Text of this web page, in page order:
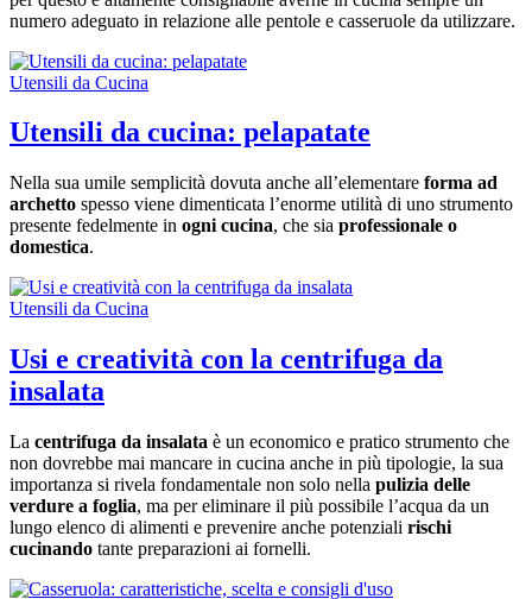
numero adeguato in relazione alle pentole e casseruole da utilizzare.
Utensili da Cucina
Utensili da cucina: pelapatate
Nella sua umile semplicità dovuta anche all’elementare forma ad
archetto spesso viene dimenticata l’enorme utilità di uno strumento
presente fedelmente in ogni cucina, che sia professionale o
domestica.
Utensili da Cucina
Usi e creatività con la centrifuga da
insalata
La centrifuga da insalata è un economico e pratico strumento che
non dovrebbe mai mancare in cucina anche in più tipologie, la sua
importanza si rivela fondamentale non solo nella pulizia delle
verdure a foglia, ma per eliminare il più possibile l’acqua da un
lungo elenco di alimenti e prevenire anche potenziali rischi
cucinando tante preparazioni ai fornelli.